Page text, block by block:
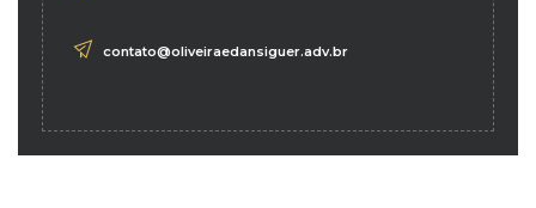
contato@oliveiraedansiguer.adv.br